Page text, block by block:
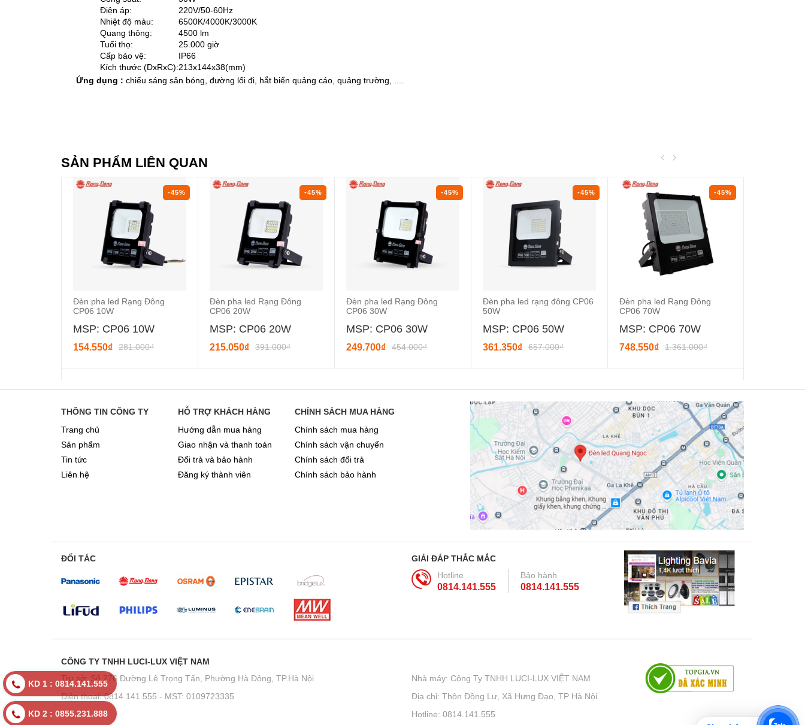
Điện áp:
220V/50-60Hz
Nhiệt độ màu:
6500K/4000K/3000K
Quang thông:
4500 lm
Tuổi thọ:
25.000 giờ
Cấp bảo vệ:
IP66
Kích thước (DxRxC):213x144x38(mm)
Ứng dụng : chiếu sáng sân bóng, đường lối đi, hắt biển quảng cáo, quảng trường, ....
SẢN PHẨM LIÊN QUAN
-45%
Đèn pha led Rạng Đông
CP06 10W
MSP: CP06 10W
154.550₫ 281.000₫
-45%
Đèn pha led Rạng Đông
CP06 20W
MSP: CP06 20W
215.050₫ 391.000₫
-45%
Đèn pha led Rạng Đông
CP06 30W
MSP: CP06 30W
249.700₫ 454.000₫
-45%
Đèn pha led rạng đông CP06
50W
MSP: CP06 50W
361.350₫ 657.000₫
-45%
Đèn pha led Rạng Đông
CP06 70W
MSP: CP06 70W
748.550₫ 1.361.000₫
THÔNG TIN CÔNG TY
Trang chủ
Sản phẩm
Tin tức
Liên hệ
HỖ TRỢ KHÁCH HÀNG
Hướng dẫn mua hàng
Giao nhận và thanh toán
Đổi trả và bảo hành
Đăng ký thành viên
CHÍNH SÁCH MUA HÀNG
Chính sách mua hàng
Chính sách vận chuyển
Chính sách đổi trả
Chính sách bảo hành
ĐỐI TÁC
GIẢI ĐÁP THẮC MẮC
Hotline
0814.141.555
Bảo hành
0814.141.555
CÔNG TY TNHH LUCI-LUX VIỆT NAM
Trụ sở: Số 276 Đường Lê Trọng Tấn, Phường Hà Đông, TP.Hà Nội
Điện thoại: 0814.141.555 - MST: 0109723335
Nhà máy: Công Ty TNHH LUCI-LUX VIỆT NAM
Địa chỉ: Thôn Đồng Lư, Xã Hưng Đạo, TP Hà Nội.
Hotline: 0814.141.555
KD 2 : 0855.231.888
KD 1 : 0814.141.555